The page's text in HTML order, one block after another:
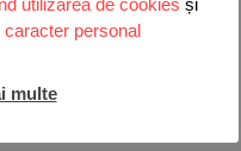
personal
multe